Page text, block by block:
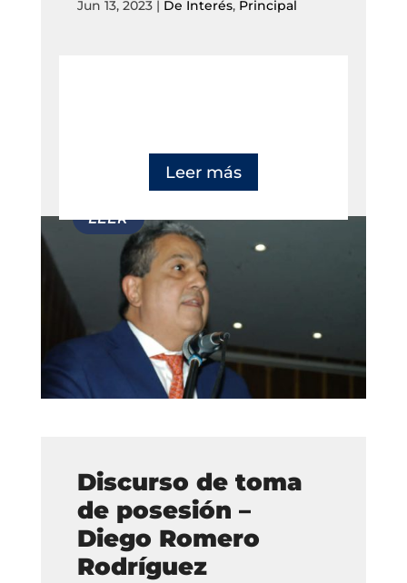
Jun 13, 2023| De Interés, Principal
Leer más
Discurso de toma
de posesión –
Diego Romero
Rodríguez